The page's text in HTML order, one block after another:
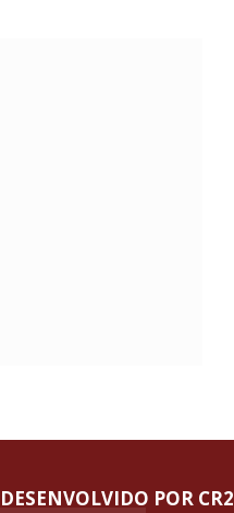
DESENVOLVIDO POR CR2